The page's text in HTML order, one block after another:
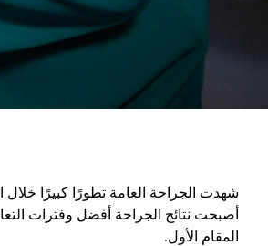
شهدت الجراحة العامة تطورًا كبيرًا
أصبحت نتائج الجراحة أفضل وفترات
المقام الأول.